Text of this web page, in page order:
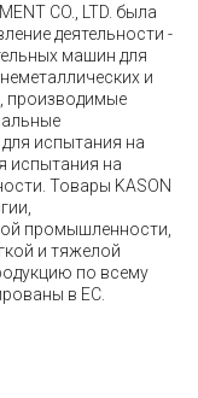
CO., LTD. была
деятельности -
машин для
и
производимые
испытания на
испытания на
Товары KASON
промышленности,
и тяжелой
по всему
в ЕС.